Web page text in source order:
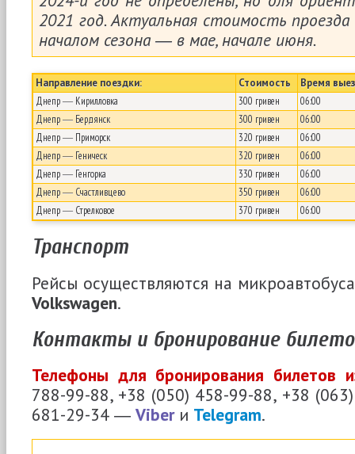
2021 год. Актуальная стоимость проезда
началом сезона ― в мае, начале июня.
Направление поездки: Стоимость
Время
Днепр ― Кирилловка
300 гривен
06:00
Днепр ― Бердянск
300 гривен
06:00
Днепр ― Приморск
320 гривен
06:00
Днепр ― Геническ
320 гривен
06:00
Днепр ― Генгорка
330 гривен
06:00
Днепр ― Счастливцево
350 гривен
06:00
Днепр ― Стрелковое
370 гривен 06:00
Транспорт
Рейсы осуществляются на
Volkswagen.
Контакты и бронирование
Телефоны для бронирования билетов
788-99-88, +38 (050) 458-99-88, +38
681-29-34 ― Viberи Telegram.